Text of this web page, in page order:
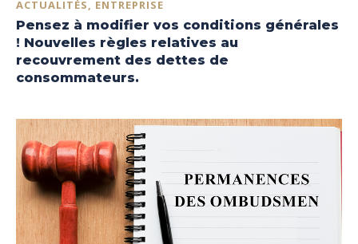
ACTUALITÉS, ENTREPRISE
Pensez à modifier vos conditions générales
! Nouvelles règles relatives au
recouvrement des dettes de
consommateurs.